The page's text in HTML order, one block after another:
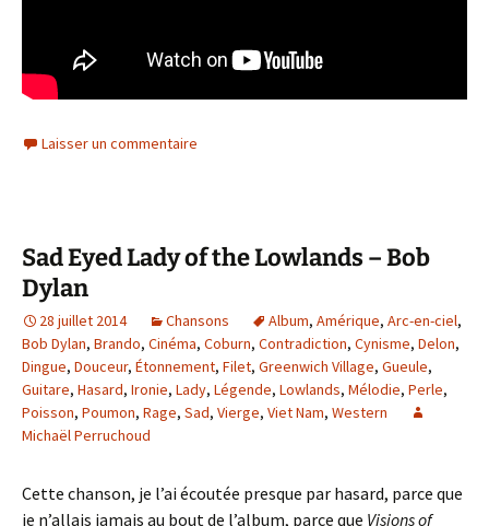
Laisser un commentaire
Sad Eyed Lady of the Lowlands – Bob
Dylan
28 juillet 2014 Chansons Album, Amérique, Arc-en-ciel,
Bob Dylan, Brando, Cinéma, Coburn, Contradiction, Cynisme, Delon,
Dingue, Douceur, Étonnement, Filet, Greenwich Village, Gueule,
Guitare, Hasard, Ironie, Lady, Légende, Lowlands, Mélodie, Perle,
Poisson, Poumon, Rage, Sad, Vierge, Viet Nam, Western
Michaël Perruchoud
Cette chanson, je l’ai écoutée presque par hasard, parce que
je n’allais jamais au bout de l’album, parce que Visions of